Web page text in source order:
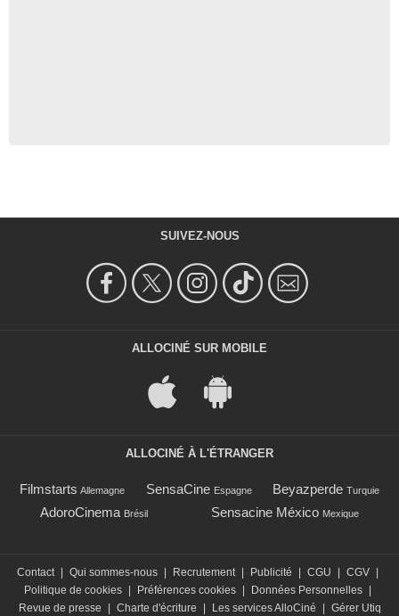
SUIVEZ-NOUS
ALLOCINÉ SUR MOBILE
ALLOCINÉ À L'ÉTRANGER
Filmstarts Allemagne SensaCine Espagne Beyazperde Turquie
AdoroCinema Brésil Sensacine México Mexique
Contact Qui sommes-nous Recrutement Publicité CGU CGV
Politique de cookies
Préférences cookies Données Personnelles
Revue de presse
Charte d'écriture Les services AlloCiné Gérer Utiq